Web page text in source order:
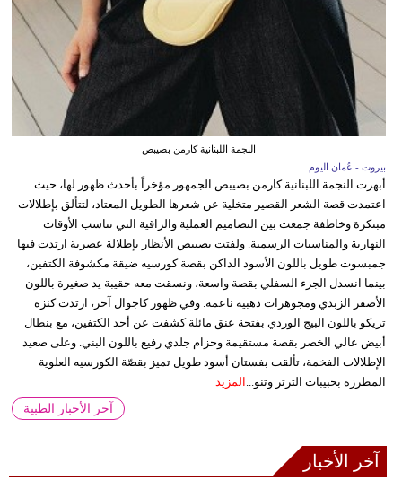
النجمة اللبنانية كارمن بصيبص
بيروت - عُمان اليوم
أبهرت النجمة اللبنانية كارمن بصيبص الجمهور مؤخراً بأحدث ظهور لها، حيث
اعتمدت قصة الشعر القصير متخلية عن شعرها الطويل المعتاد، لتتألق بإطلالات
مبتكرة وخاطفة جمعت بين التصاميم العملية والراقية التي تناسب الأوقات
النهارية والمناسبات الرسمية. ولفتت بصيبص الأنظار بإطلالة عصرية ارتدت فيها
جمبسوت طويل باللون الأسود الداكن بقصة كورسيه ضيقة مكشوفة الكتفين،
بينما انسدل الجزء السفلي بقصة واسعة، ونسقت معه حقيبة يد صغيرة باللون
الأصفر الزبدي ومجوهرات ذهبية ناعمة. وفي ظهور كاجوال آخر، ارتدت كنزة
تريكو باللون البيج الوردي بفتحة عنق مائلة كشفت عن أحد الكتفين، مع بنطال
أبيض عالي الخصر بقصة مستقيمة وحزام جلدي رفيع باللون البني. وعلى صعيد
الإطلالات الفخمة، تألقت بفستان أسود طويل تميز بقصّة الكورسيه العلوية
المطرزة بحبيبات الترتر وتنو... المزيد
آخر الأخبار الطبية
آخر الأخبار